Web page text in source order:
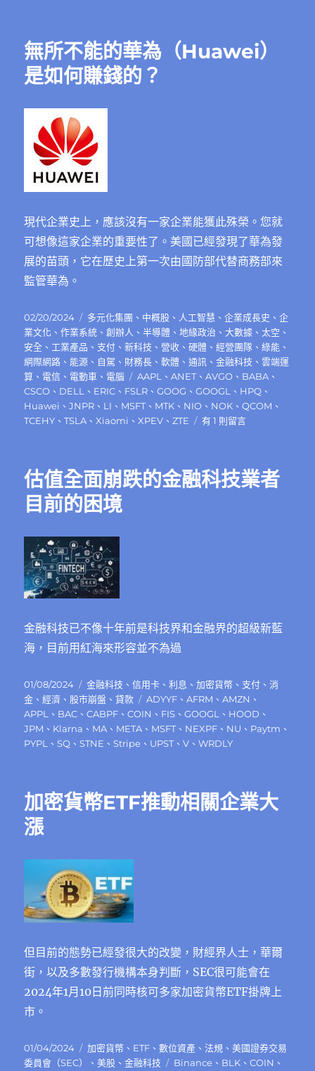
無所不能的華為（Huawei）
是如何賺錢的？
現代企業史上，應該沒有一家企業能獲此殊榮。您就
可想像這家企業的重要性了。美國已經發現了華為發
展的苗頭，它在歷史上第一次由國防部代替商務部來
監管華為。
發
佈
日
期:
02/20/2024
分
類
多元化集團 、 中概股 、 人工智慧 、企業成長史 、企
業文化 、作業系統 、創辦人 、半導體 、地緣政治 、大數據 、太空 、
安全 、 工業產品 、 支付 、新科技 、 營收 、硬體 、經營團隊 、綠能 、
網際網路 、 能源 、 自駕 、 財務長 、軟體 、通訊 、金融科技 、雲端運
算 、 電信 、 電動車 、 電腦
標
籤
AAPL 、ANET、AVGO 、 BABA 、
CSCO 、 DELL 、 ERIC 、 FSLR 、GOOG 、GOOGL 、 HPQ 、
Huawei 、JNPR 、 LI 、 MSFT、 MTK 、 NIO 、 NOK 、QCOM 、
TCEHY 、TSLA 、Xiaomi 、XPEV 、ZTE
在
能
的？〉
有 1 則留言
估值全面崩跌的金融科技業者
目前的困境
金融科技已不像十年前是科技界和金融界的超級新藍
海，目前用紅海來形容並不為過
發
佈
日
期:
01/08/2024
分
類
金融科技 、信用卡 、利息 、加密貨幣 、 支付 、消
金 、經濟 、 股市崩盤 、貸款
標
籤
ADYYF 、AFRM 、AMZN 、
APPL
、 BAC 、CABPF 、COIN 、 FIS 、GOOGL 、 HOOD 、
JPM 、 Klarna 、 MA 、 META 、 MSFT、 NEXPF 、 NU 、 Paytm 、
PYPL
、SQ 、STNE 、Stripe 、 UPST、V 、WRDLY
加密貨幣ETF推動相關企業大
漲
但目前的態勢已經發很大的改變，財經界人士，華爾
街，以及多數發行機構本身判斷，SEC很可能會在
2024年1月10日前同時核可多家加密貨幣ETF掛牌上
市。
發
佈
01/04/2024
分
類
加密貨幣 、 ETF 、數位資產 、法規 、美國證券交易
委員會（SEC）
、美股 、金融科技 標
Binance 、 BLK 、COIN 、